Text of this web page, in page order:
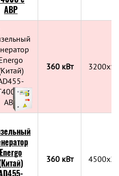
360 кВт
360 кВт